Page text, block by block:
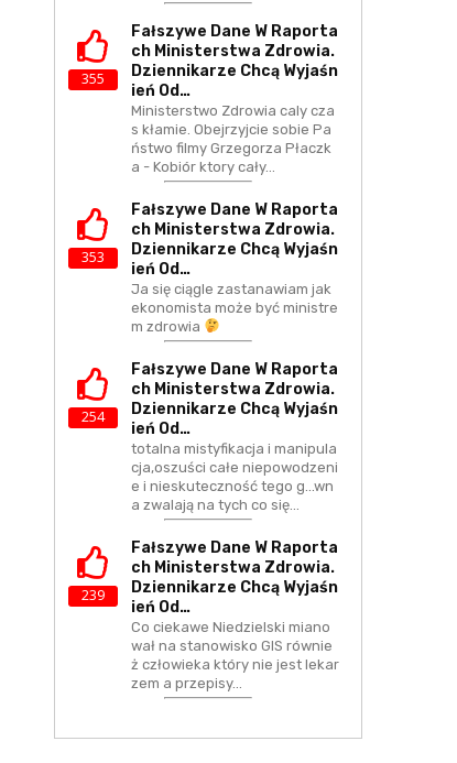
355
Fałszywe Dane W Raporta
Ch Ministerstwa Zdrowia.
Dziennikarze Chcą Wyjaśn
Ień Od…
Ministerstwo Zdrowia caly cza
s kłamie. Obejrzyjcie sobie Pa
ństwo filmy Grzegorza Płaczk
a - Kobiór ktory cały…
353
Fałszywe Dane W Raporta
Ch Ministerstwa Zdrowia.
Dziennikarze Chcą Wyjaśn
Ień Od…
Ja się ciągle zastanawiam jak
ekonomista może być ministre
m zdrowia
254
Fałszywe Dane W Raporta
Ch Ministerstwa Zdrowia.
Dziennikarze Chcą Wyjaśn
Ień Od…
totalna mistyfikacja i manipula
cja,oszuści całe niepowodzeni
e i nieskuteczność tego g...wn
a zwalają na tych co się…
239
Fałszywe Dane W Raporta
Ch Ministerstwa Zdrowia.
Dziennikarze Chcą Wyjaśn
Ień Od…
Co ciekawe Niedzielski miano
wał na stanowisko GIS równie
ż człowieka który nie jest lekar
zem a przepisy…